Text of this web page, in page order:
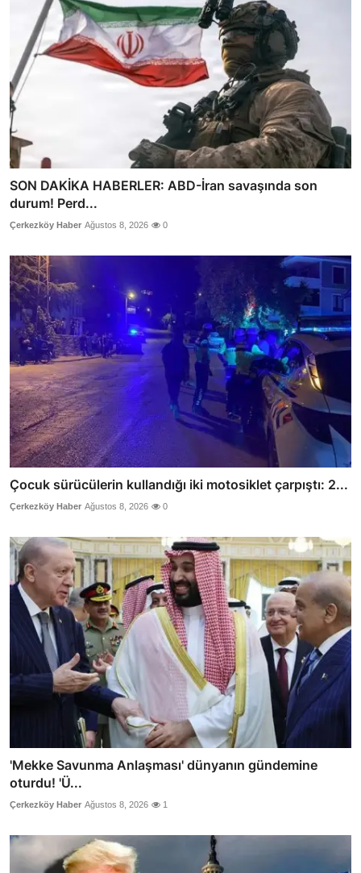
SON DAKİKA HABERLER: ABD-İran savaşında son
durum! Perd...
Çerkezköy Haber Ağustos 8, 2026 0
Çocuk sürücülerin kullandığı iki motosiklet çarpıştı: 2...
Çerkezköy Haber Ağustos 8, 2026 0
'Mekke Savunma Anlaşması' dünyanın gündemine
oturdu! 'Ü...
Çerkezköy Haber Ağustos 8, 2026 1